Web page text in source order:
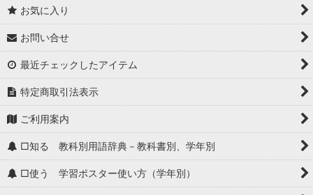
お気に入り
お問い合せ
最近チェックしたアイテム
特定商取引法表示
ご利用案内
□知る 教科別用語辞典－教科書別、学年別
□使う 学習ポスター使い方（学年別）